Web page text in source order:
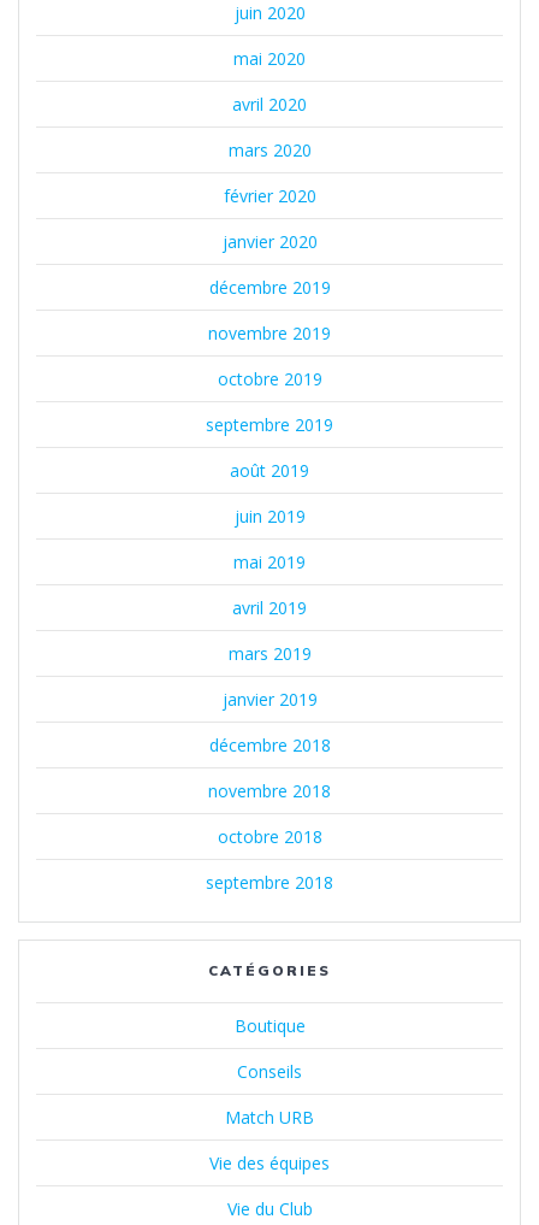
juin 2020
mai 2020
avril 2020
mars 2020
février 2020
janvier 2020
décembre 2019
novembre 2019
octobre 2019
septembre 2019
août 2019
juin 2019
mai 2019
avril 2019
mars 2019
janvier 2019
décembre 2018
novembre 2018
octobre 2018
septembre 2018
CATÉGORIES
Boutique
Conseils
Match URB
Vie des équipes
Vie du Club